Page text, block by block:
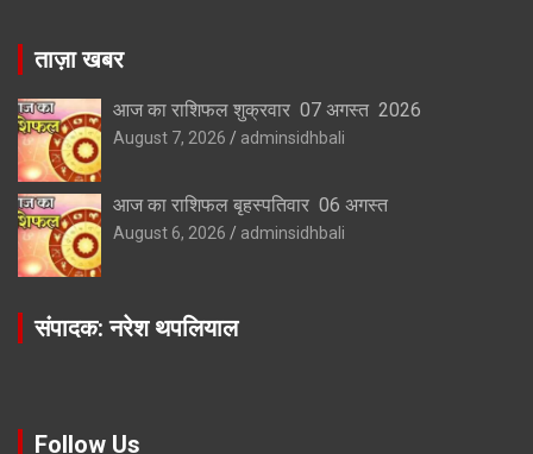
ताज़ा खबर
आज का राशिफल शुक्रवार 07 अगस्त 2026
August 7, 2026 adminsidhbali
आज का राशिफल बृहस्पतिवार 06 अगस्त
August 6, 2026 adminsidhbali
संपादक: नरेश थपलियाल
Follow Us